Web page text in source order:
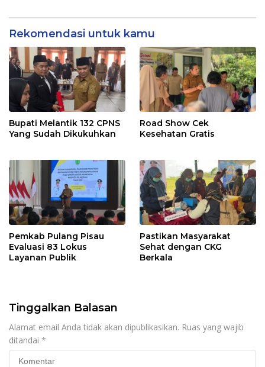
Rekomendasi untuk kamu
Bupati Melantik 132 CPNS
Yang Sudah Dikukuhkan
Road Show Cek
Kesehatan Gratis
Pemkab Pulang Pisau
Evaluasi 83 Lokus
Layanan Publik
Pastikan Masyarakat
Sehat dengan CKG
Berkala
Tinggalkan Balasan
Alamat email Anda tidak akan dipublikasikan. Ruas yang wajib
ditandai *